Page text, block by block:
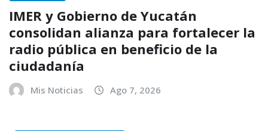
IMER y Gobierno de Yucatán
consolidan alianza para fortalecer la
radio pública en beneficio de la
ciudadanía
Mis Noticias Ago 7, 2026